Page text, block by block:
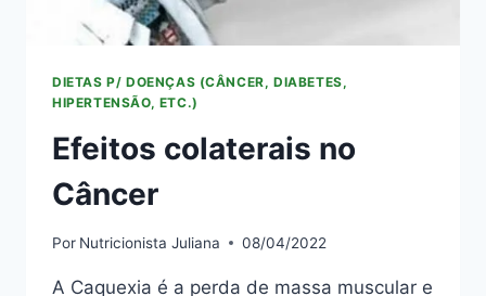
DIETAS P/ DOENÇAS (CÂNCER, DIABETES,
HIPERTENSÃO, ETC.)
Efeitos colaterais no
Câncer
Por Nutricionista Juliana 08/04/2022
A Caquexia é a perda de massa muscular e